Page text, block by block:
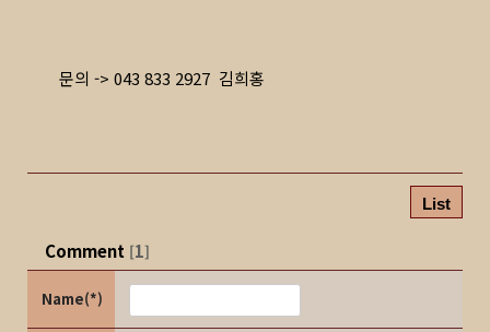
문의 -> 043 833 2927 김희홍
List
Comment [1]
Name(*)